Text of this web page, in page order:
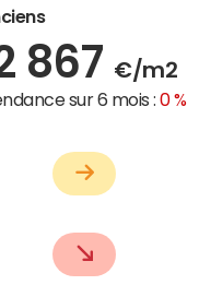
867 €/m2
sur 6 mois :0 %